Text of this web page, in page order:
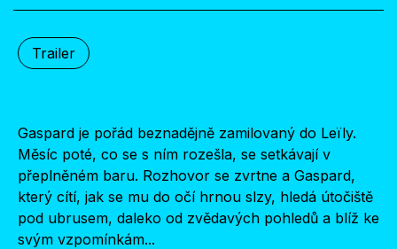
Trailer
Gaspard je pořád beznadějně zamilovaný do Leïly.
Měsíc poté, co se s ním rozešla, se setkávají v
přeplněném baru. Rozhovor se zvrtne a Gaspard,
který cítí, jak se mu do očí hrnou slzy, hledá útočiště
pod ubrusem, daleko od zvědavých pohledů a blíž ke
svým vzpomínkám...